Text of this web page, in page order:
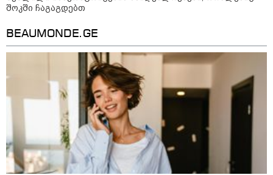
იერიში ბალისტიკური
რაკეტებით მიიტანა
14:13 / 04-08-2026
მორიგი თავდასხმა რუსეთში,
ნავთობგადამამუშავებელ
ქარხანაზე - რა დეტალებია
ცნობილი
შოკში ჩაგაგდებთ
BEAUMONDE.GE